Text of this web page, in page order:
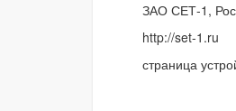
ЗАО СЕТ-1,
http://set-1.ru
страница